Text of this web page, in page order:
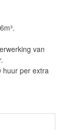
van
huur per extra